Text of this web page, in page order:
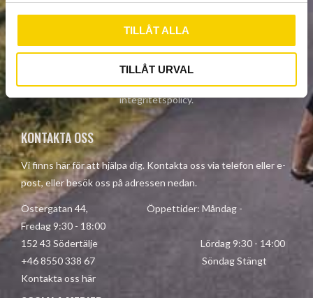
l
TILLÅT ALLA
TILLÅT URVAL
PRENUMERERA
Dina personuppgifter behandlas i enlighet med vår
integritetspolicy.
KONTAKTA OSS
Vi finns här för att hjälpa dig. Kontakta oss via telefon eller e-
post, eller besök oss på adressen nedan.
Östergatan 44, Öppettider: Måndag -
Fredag 9:30 - 18:00
152 43 Södertälje Lördag 9:30 - 14:00
+46 8550 338 67 Söndag Stängt
Kontakta oss här